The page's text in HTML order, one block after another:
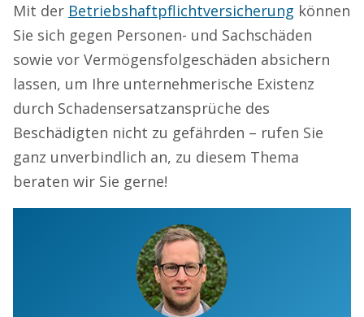
Mit der Betriebshaftpflichtversicherung können
Sie sich gegen Personen- und Sachschäden
sowie vor Vermögensfolgeschäden absichern
lassen, um Ihre unternehmerische Existenz
durch Schadensersatzansprüche des
Beschädigten nicht zu gefährden – rufen Sie
ganz unverbindlich an, zu diesem Thema
beraten wir Sie gerne!